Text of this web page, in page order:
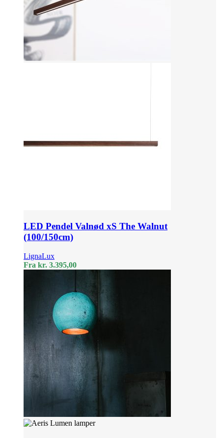
LED Pendel Valnød xS The Walnut
(100/150cm)
LignaLux
Fra kr. 3.395,00